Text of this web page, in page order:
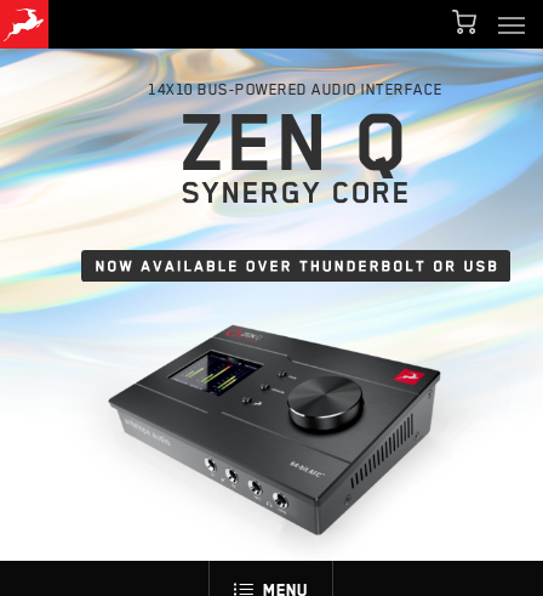
Skip
to
content
14X10 BUS-POWERED AUDIO INTERFACE
ZEN Q
SYNERGY CORE
Menu
Menu